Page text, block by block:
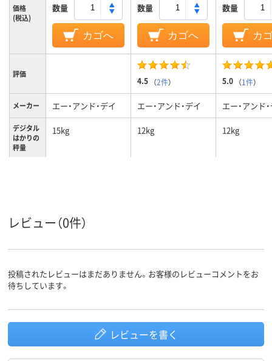
価格
(税込)
数量
カゴへ
数量
カゴへ
数量
カ
評価
4.5 （2件） 5.0 （1件）
メーカー エー・アンド・デイ エー・アンド・デイ エー・アンド
デジタル
はかりの
秤量
15kg 12kg 12kg
レビュー（0件）
投稿されたレビューはまだありません。お客様のレビューコメントをお
待ちしています。
レビューを書く